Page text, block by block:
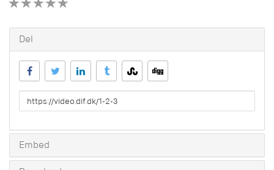
Del
URL
to
Embed